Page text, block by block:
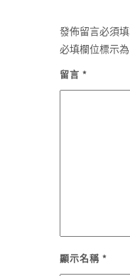
發佈留言必須
必填欄位標示為
留言 *
顯示名稱 *